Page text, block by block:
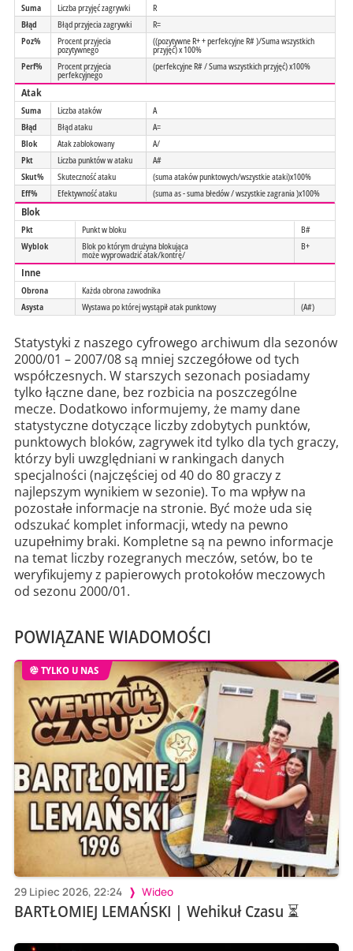
Suma Liczba przyjęć zagrywki
R
Błąd
Błąd przyjecia zagrywki
R=
Poz%
Procent przyjecia
pozytywnego
((pozytywne R+ + perfekcyjne R# )/Suma wszystkich
przyjęć) x 100%
Perf%
Procent przyjecia
perfekcyjnego
(perfekcyjne R# / Suma wszystkich przyjęć) x100%
Atak
Suma Liczba ataków
A
Błąd
Błąd ataku
A=
Blok
Atak zablokowany
A/
Pkt
Liczba punktów w ataku
A#
Skut%
Skuteczność ataku
(suma ataków punktowych/wszystkie ataki)x100%
Eff%
Efektywność ataku (suma as - suma błedów / wszystkie zagrania )x100%
Blok
Pkt Punkt w bloku
B#
Wyblok
Blok po którym drużyna blokująca
może wyprowadzić atak/kontrę/
B+
Inne
Obrona
Każda obrona zawodnika
Asysta
Wystawa po której wystąpił atak punktowy (A#)
Statystyki z naszego cyfrowego archiwum dla sezonów
2000/01 – 2007/08 są mniej szczegółowe od tych
współczesnych. W starszych sezonach posiadamy
tylko łączne dane, bez rozbicia na poszczególne
mecze. Dodatkowo informujemy, że mamy dane
statystyczne dotyczące liczby zdobytych punktów,
punktowych bloków, zagrywek itd tylko dla tych graczy,
którzy byli uwzględniani w rankingach danych
specjalności (najczęściej od 40 do 80 graczy z
najlepszym wynikiem w sezonie). To ma wpływ na
pozostałe informacje na stronie. Być może uda się
odszukać komplet informacji, wtedy na pewno
uzupełnimy braki. Kompletne są na pewno informacje
na temat liczby rozegranych meczów, setów, bo te
weryfikujemy z papierowych protokołów meczowych
od sezonu 2000/01.
POWIĄZANE WIADOMOŚCI
TYLKO U NAS
29 Lipiec 2026, 22:24 Wideo
BARTŁOMIEJ LEMAŃSKI | Wehikuł Czasu ⏳